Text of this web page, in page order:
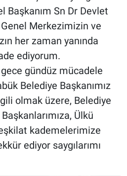
Başkanım Sn Dr Devlet
Merkezimizin ve
her zaman yanında
ediyorum.
gündüz mücadele
Belediye Başkanımız
olmak üzere, Belediye
Ülkü
kademelerimize
ediyor saygılarımı